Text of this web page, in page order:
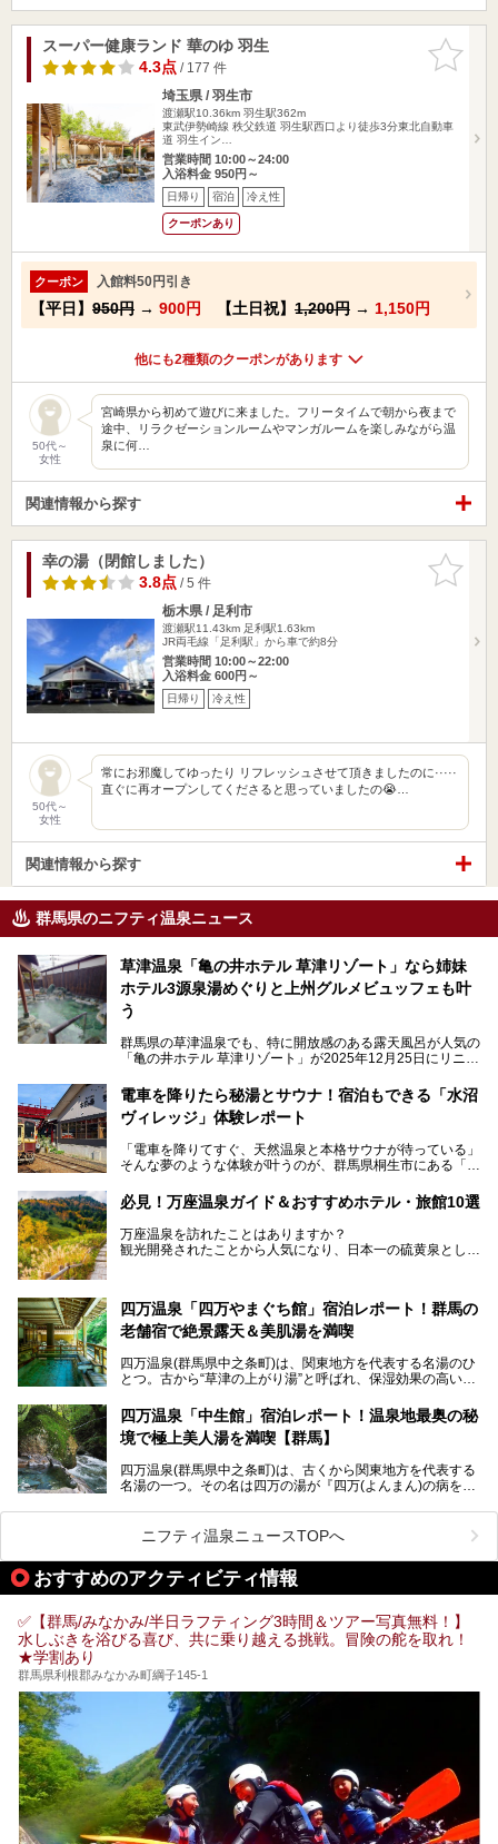
お気に入
りに追加
スーパー健康ランド 華のゆ 羽生
4.3点/ 177 件
埼玉県 / 羽生市
渡瀬駅10.36km 羽生駅362m
東武伊勢崎線 秩父鉄道 羽生駅西口より徒歩3分東北自動車
道 羽生イン…
営業時間 10:00～24:00
入浴料金 950円～
日帰り 宿泊 冷え性
クーポンあり
クーポン 入館料50円引き
【平日】 950円 → 900円 【土日祝】 1,200円 → 1,150円
他にも2種類のクーポンがあります
50代～
女性
宮崎県から初めて遊びに来ました。フリータイムで朝から夜まで
途中、リラクゼーションルームやマンガルームを楽しみながら温
泉に何…
関連情報から探す
お気に入
りに追加
幸の湯（閉館しました）
3.8点/ 5 件
栃木県 / 足利市
渡瀬駅11.43km 足利駅1.63km
JR両毛線「足利駅」から車で約8分
営業時間 10:00～22:00
入浴料金 600円～
日帰り 冷え性
50代～
女性
常にお邪魔してゆったり リフレッシュさせて頂きましたのに·····
直ぐに再オープンしてくださると思っていましたの😭…
関連情報から探す
群馬県のニフティ温泉ニュース
草津温泉「亀の井ホテル 草津リゾート」なら姉妹
ホテル3源泉湯めぐりと上州グルメビュッフェも叶
う
群馬県の草津温泉でも、特に開放感のある露天風呂が人気の
「亀の井ホテル 草津リゾート」が2025年12月25日にリニュ
ロビーや客室が綺麗になって、上州グルメにこだわったビュ
ッフェも人気！アクセスはシャトルバスで楽々、さらに草津
温泉にある姉妹ホテルの「草津温泉 大東舘」「亀の井ホテ
今回はそんな「亀の井ホテル 草津リゾート」を徹底レポー
───
提供元：アイコニア・ホスピタリティ株式会社【PR】
この記事は亀の井ホテル 草津リゾートのPR記事です。
電車を降りたら秘湯とサウナ！宿泊もできる「水沼
ヴィレッジ」体験レポート
「電車を降りてすぐ、天然温泉と本格サウナが待っている」
そんな夢のような体験が叶うのが、群馬県桐生市にある「駅
日帰り温泉の「水沼の湯」と宿泊もできる「サウナの森」、
２つのエリアがあります。
今回は、その中でも特にユニークな駅直結の「水沼の湯」の
魅力に焦点を当て、温泉好き、サウナー、そして電車旅好き
必見！万座温泉ガイド＆おすすめホテル・旅館10選
万座温泉を訪れたことはありますか？
観光開発されたことから人気になり、日本一の硫黄泉として
も多いかもしれません。
そこで筆者である私が実際に行ってみました！万座温泉の楽
しみ方や周辺の観光地を解説します。
また、日帰り入浴できる温泉から混浴可能な温泉まで、おす
すめの入浴施設もご紹介します！
四万温泉「四万やまぐち館」宿泊レポート！群馬の
老舗宿で絶景露天＆美肌湯を満喫
四万温泉(群馬県中之条町)は、関東地方を代表する名湯のひ
とつ。古から“草津の上がり湯”と呼ばれ、保湿効果の高い美
「四万やまぐち館」は、この地を代表する旅館の一つ。日帰
り入浴も可能ですが、やはり宿泊してじっくり楽しむのがベ
肌湯をはじめ、館内の魅力をたっぷりとご紹介します！
四万温泉「中生館」宿泊レポート！温泉地最奥の秘
境で極上美人湯を満喫【群馬】
四万温泉(群馬県中之条町)は、古くから関東地方を代表する
名湯の一つ。その名は四万の湯が『四万(よんまん)の病を癒
観光客で賑わう人気温泉地です。
「中生館」は四万温泉最奥に位置し、秘境感漂う老舗宿。泉
質の良さ(特に美人湯効果)に定評があり、知る人ぞ知る穴場
的存在です。今回は筆者自ら宿泊し、自慢の温泉をはじめ食
事・客室・共有スペースなど、宿の全貌を徹底紹介します。
ニフティ温泉ニュースTOPへ
おすすめのアクティビティ情報
✅【群馬/みなかみ/半日ラフティング3時間＆ツアー写真無料！】
水しぶきを浴びる喜び、共に乗り越える挑戦。冒険の舵を取れ！
★学割あり
群馬県利根郡みなかみ町綱子145-1